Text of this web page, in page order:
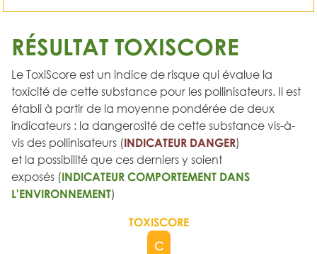
RÉSULTAT TOXISCORE
Le ToxiScore est un indice de risque qui évalue la
toxicité de cette substance pour les pollinisateurs. Il est
établi à partir de la moyenne pondérée de deux
indicateurs : la dangerosité de cette substance vis-à-
vis des pollinisateurs (INDICATEUR DANGER)
et la possibilité que ces derniers y soient
exposés (INDICATEUR COMPORTEMENT DANS
L'ENVIRONNEMENT)
TOXISCORE
C